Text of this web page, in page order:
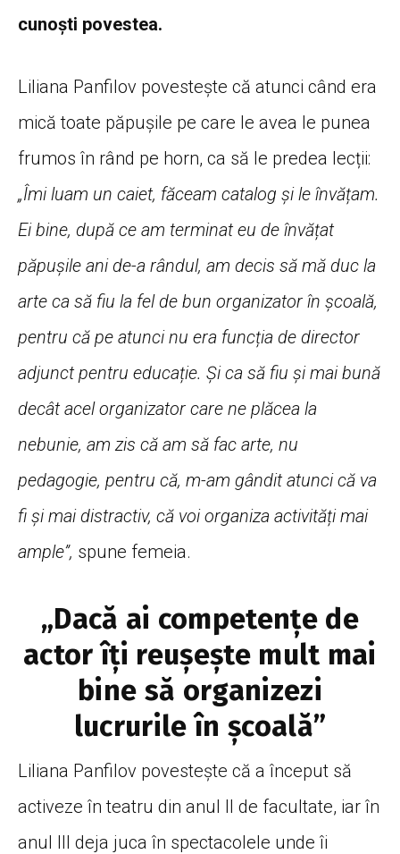
cunoști povestea.
Liliana Panfilov povestește că atunci când era
mică toate păpușile pe care le avea le punea
frumos în rând pe horn, ca să le predea lecții:
„Îmi luam un caiet, făceam catalog și le învățam.
Ei bine, după ce am terminat eu de învățat
păpușile ani de-a rândul, am decis să mă duc la
arte ca să fiu la fel de bun organizator în școală,
pentru că pe atunci nu era funcția de director
adjunct pentru educație. Și ca să fiu și mai bună
decât acel organizator care ne plăcea la
nebunie, am zis că am să fac arte, nu
pedagogie, pentru că, m-am gândit atunci că va
fi și mai distractiv, că voi organiza activități mai
ample”, spune femeia.
„Dacă ai competențe de
actor îți reușește mult mai
bine să organizezi
lucrurile în școală”
Liliana Panfilov povestește că a început să
activeze în teatru din anul II de facultate, iar în
anul III deja juca în spectacolele unde îi